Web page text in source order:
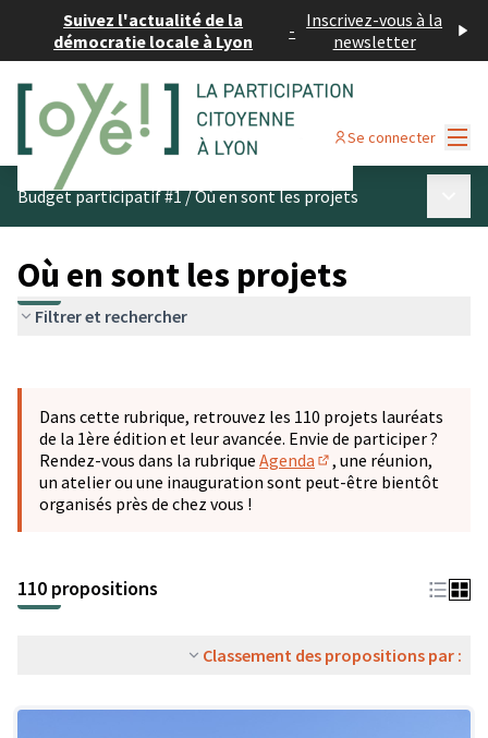
Suivez l'actualité de la
démocratie locale à Lyon
- Inscrivez-vous à la
newsletter
Se connecter
Budget participatif #1/Où en sont les projets
Où en sont les projets
Filtrer et rechercher
−
Dans cette rubrique, retrouvez les 110 projets lauréats
de la 1ère édition et leur avancée. Envie de participer ?
Rendez-vous dans la rubrique Agenda
(S'ouvre dans un
, une réunion,
un atelier ou une inauguration sont peut-être bientôt
organisés près de chez vous !
110 propositions
Classement des propositions par :